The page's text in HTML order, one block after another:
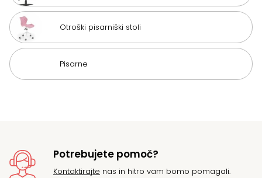
Otroški pisarniški stoli
Pisarne
Potrebujete pomoč?
Kontaktirajte nas in hitro vam bomo pomagali.